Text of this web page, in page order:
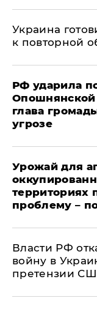
Украина
к повторной
РФ ударила
глава
угрозе
Урожай для
территориях
проблему –
Власти РФ
войну в
претензии